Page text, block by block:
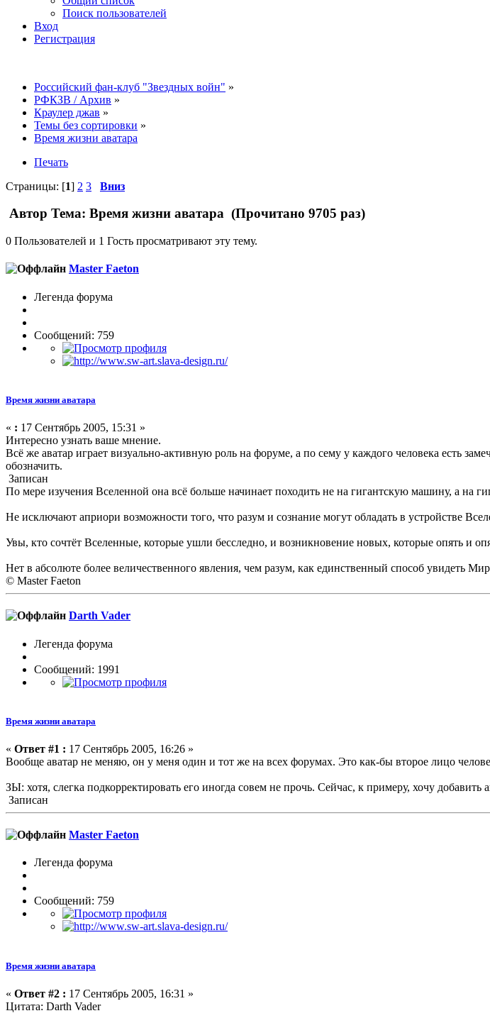
Поиск пользователей
Вход
Регистрация
Российский фан-клуб "Звездных войн" »
РФКЗВ / Архив »
Краулер джав »
Темы без сортировки »
Время жизни аватара
Печать
Страницы: [1] 2 3 Вниз
Автор Тема: Время жизни аватара (Прочитано 9705 раз)
0 Пользователей и 1 Гость просматривают эту тему.
Master Faeton
Легенда форума
Сообщений: 759
Время жизни аватара
« : 17 Сентябрь 2005, 15:31 »
Интересно узнать ваше мнение.
Всё же аватар играет визуально-активную роль на форуме, а по сему у каждого человека есть
обозначить.
Записан
По мере изучения Вселенной она всё больше начинает походить не на гигантскую машину, а на
Не исключают априори возможности того, что разум и сознание могут обладать в устройстве
Увы, кто сочтёт Вселенные, которые ушли бесследно, и возникновение новых, которые опять и
Нет в абсолюте более величественного явления, чем разум, как единственный способ увидеть
© Master Faeton
Darth Vader
Легенда форума
Сообщений: 1991
Время жизни аватара
« Ответ #1 : 17 Сентябрь 2005, 16:26 »
Вообще аватар не меняю, он у меня один и тот же на всех форумах. Это как-бы второе лицо
ЗЫ: хотя, слегка подкорректировать его иногда совем не прочь. Сейчас, к примеру, хочу
Записан
Master Faeton
Легенда форума
Сообщений: 759
Время жизни аватара
« Ответ #2 : 17 Сентябрь 2005, 16:31 »
Цитата: Darth Vader